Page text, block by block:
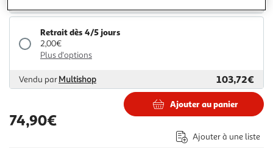
Retrait dès 4/5 jours
2,00€
Plus d'options
Vendu parMultishop 103,72€
74,90€
Ajouter au panier
Ajouter à une liste